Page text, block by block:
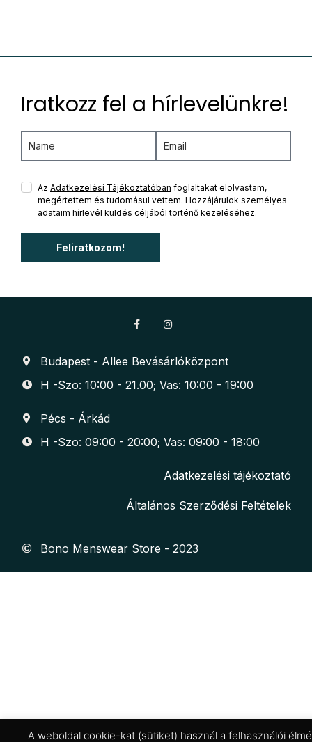
Iratkozz fel a hírlevelünkre!
Az Adatkezelési Tájékoztatóban foglaltakat elolvastam,
megértettem és tudomásul vettem. Hozzájárulok személyes
adataim hírlevél küldés céljából történő kezeléséhez.
Feliratkozom!
Budapest - Allee Bevásárlóközpont
H -Szo: 10:00 - 21.00; Vas: 10:00 - 19:00
Pécs - Árkád
H -Szo: 09:00 - 20:00; Vas: 09:00 - 18:00
Adatkezelési tájékoztató
Általános Szerződési Feltételek
Bono Menswear Store - 2023
A weboldal cookie-kat (sütiket) használ a felhasználói